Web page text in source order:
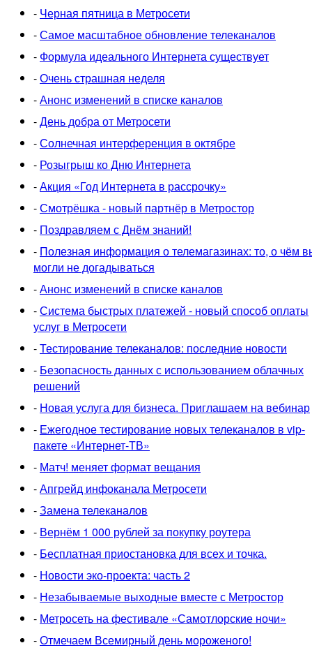
- Черная пятница в Метросети
-Самое масштабное обновление телеканалов
- Формула идеального Интернета существует
-Очень страшная неделя
-Анонс изменений в списке каналов
-День добра от Метросети
-Солнечная интерференция в октябре
- Розыгрыш ко Дню Интернета
-Акция «Год Интернета в рассрочку»
-Смотрёшка - новый партнёр в Метростор
- Поздравляем с Днём знаний!
- Полезная информация о телемагазинах: то, о чём
могли не догадываться
-Анонс изменений в списке каналов
-Система быстрых платежей - новый способ оплаты
услуг в Метросети
-Тестирование телеканалов: последние новости
- Безопасность данных с использованием облачных
решений
- Новая услуга для бизнеса. Приглашаем на вебинар
- Ежегодное тестирование новых телеканалов в vip-
пакете «Интернет-ТВ»
- Матч! меняет формат вещания
-Апгрейд инфоканала Метросети
-Замена телеканалов
- Вернём 1 000 рублей за покупку роутера
- Бесплатная приостановка для всех и точка.
- Новости эко-проекта: часть 2
- Незабываемые выходные вместе с Метростор
- Метросеть на фестивале «Самотлорские ночи»
-Отмечаем Всемирный день мороженого!